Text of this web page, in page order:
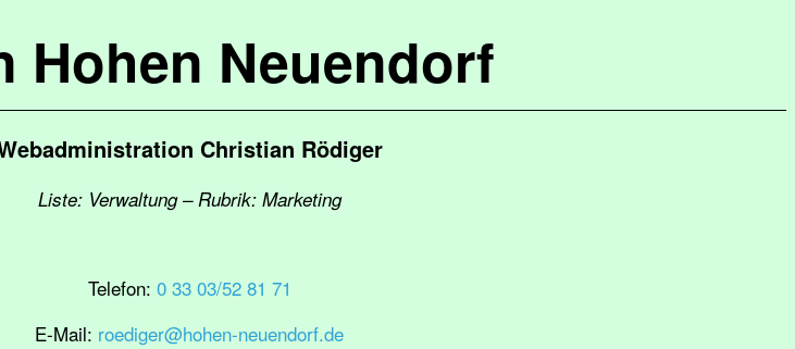
Hohen Neuendorf
Christian Rödiger
Liste: Verwaltung – Rubrik: Marketing
Telefon: 0 33 03/52 81 71
E-Mail: roediger@hohen-neuendorf.de